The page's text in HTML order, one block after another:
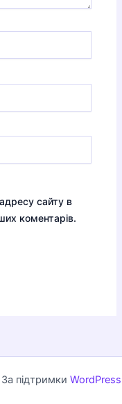
сайту в
коментарів.
підтримки WordPress